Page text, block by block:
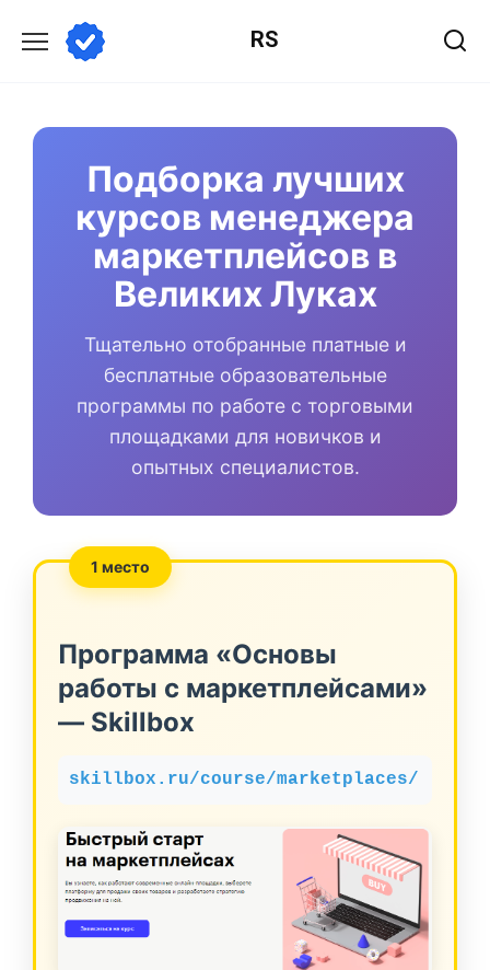
содержанию
RS
Подборка лучших
курсов менеджера
маркетплейсов в
Великих Луках
Тщательно отобранные платные и
бесплатные образовательные
программы по работе с торговыми
площадками для новичков и
опытных специалистов.
1 место
Программа «Основы
работы с маркетплейсами»
— Skillbox
skillbox.ru/course/marketplaces/